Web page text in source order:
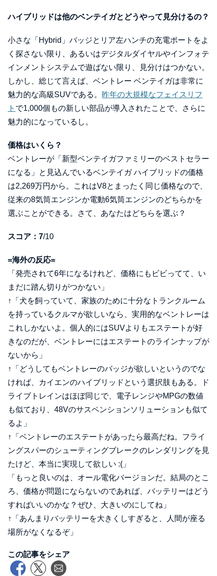
ハイブリッドは他のベンテイガとどうやって見分けるの？
小さな「Hybrid」バッジとリア左ハンチの充電ポートをよ
く探さない限り、あるいはデジタルダイヤルやインフォテ
インメントシステムで遊ばない限り、見分けはつかない。
しかし、総じて言えば、ベントレー ベンテイガは非常に
魅力的な高級SUVである。 昨年の大規模なフェイスリフ
ト で1,000個もの新しい部品が導入されたことで、さらに
魅力的になっているし。
価格はいくら？
ベントレーが「新型ベンテイガファミリーのベストセラー
になる」と見込んでいるベンテイガ ハイブリッドの価格
は2,269万円から。これはV8とまったく同じ価格なので、
従来の8気筒エンジンか電動6気筒エンジンのどちらかを
選ぶことができる。さて、あなたはどちらを選ぶ？
スコア：7/10
=海外の反応=
「発売されて6年になるけれど、価格にもビビってて、い
まだに踏ん切りがつかない」
↑「犬を飼っていて、家族のために十分なトランクルーム
を持っているクルマが欲しいなら、実用的なベントレーは
これしかないよ。個人的にはSUVよりもエステートが好
きなのだが、ベントレーにはエステートのラインナップが
ないから」
↑「どうしてもベントレーのバッジが欲しいというのでな
ければ、カイエンのハイブリッドという選択肢もある。ド
ライブトレインはほぼ同じで、電子レンジやMPGの数値
も似ており、48Vのサスペンションソリューションも似て
るよ」
↑「ベントレーのエステートがあったら最高だね。フライ
ングスパーのシューティングブレークのレンダリングを見
たけど、本当に実現して欲しい :(」
「もっと良いのは、オール電化バージョンだ。結局のとこ
ろ、価格が問題にならないのであれば、バッテリーはどう
すればいいのかな？ぜひ、大きいのにしてね」
↑「あんまりバッテリーを大きくしすぎると、人間が座る
場所がなくなるぞ」
この記事をシェア